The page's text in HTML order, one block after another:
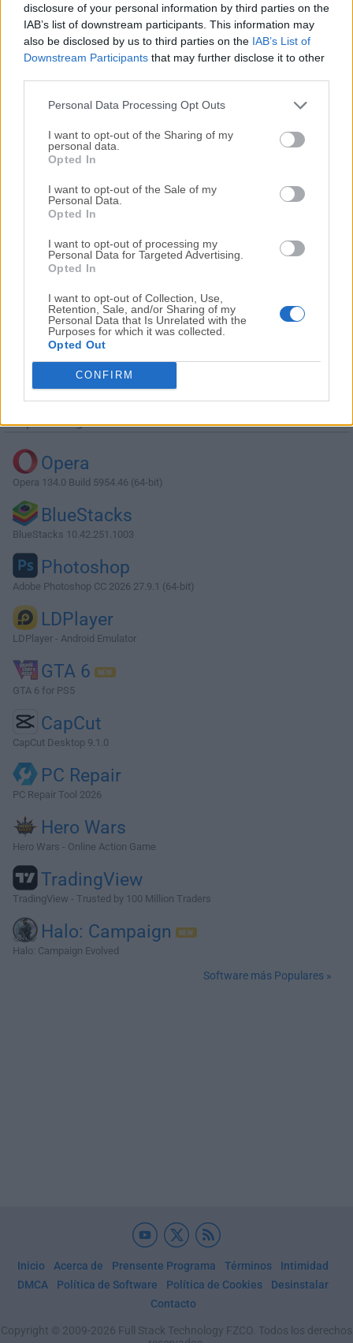
disclosure of your personal information by third parties on the
IAB’s list of downstream participants. This information may
also be disclosed by us to third parties on the IAB’s List of
Downstream Participants that may further disclose it to other
Personal Data Processing Opt Outs
I want to opt-out of the Sharing of my
personal data.
Opted In
I want to opt-out of the Sale of my
Personal Data.
Opted In
I want to opt-out of processing my
Personal Data for Targeted Advertising.
Opted In
I want to opt-out of Collection, Use,
Retention, Sale, and/or Sharing of my
Personal Data that Is Unrelated with the
Purposes for which it was collected.
Opted Out
CONFIRM
Nos encantaría saber de ti
Si tienes alguna pregunta o idea que desees compartir
Descargar O&O ShutUp10++ 1.9.1436
¿Por qué se publica esta aplicación en Filehorse? (
información)
Top Descargas
Opera
Opera 134.0 Build 5954.46 (64-bit)
BlueStacks
BlueStacks 10.42.251.1003
Photoshop
Adobe Photoshop CC 2026 27.9.1 (64-bit)
LDPlayer
LDPlayer - Android Emulator
GTA 6
GTA 6 for PS5
CapCut
CapCut Desktop 9.1.0
PC Repair
PC Repair Tool 2026
Hero Wars
Hero Wars - Online Action Game
TradingView
TradingView - Trusted by 100 Million Traders
Halo: Campaign
Halo: Campaign Evolved
Software más Populares »
Inicio Acerca de Prensente Programa Términos
Intimidad
DMCA
Política de Software Política de Cookies
Desinstalar
Contacto
Copyright © 2009-2026 Full Stack Technology FZCO. Todos los derechos